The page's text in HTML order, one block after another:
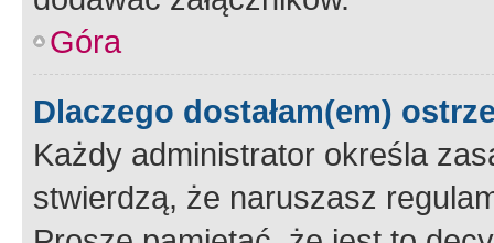
Góra
Dlaczego dostałam(em)
Każdy administrator określa
stwierdzą, że naruszasz